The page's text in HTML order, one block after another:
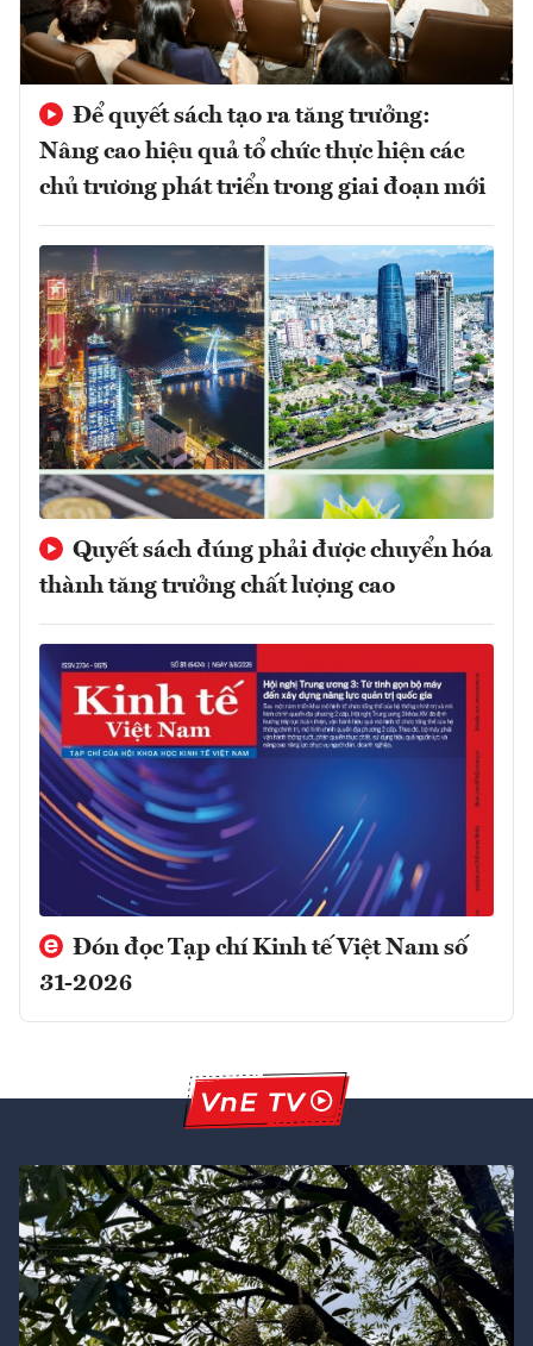
Để quyết sách tạo ra tăng trưởng:
Nâng cao hiệu quả tổ chức thực hiện các
chủ trương phát triển trong giai đoạn mới
Quyết sách đúng phải được chuyển hóa
thành tăng trưởng chất lượng cao
Đón đọc Tạp chí Kinh tế Việt Nam số
31-2026